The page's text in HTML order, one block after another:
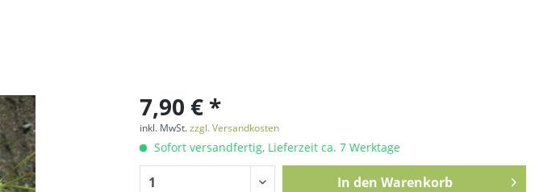
7,90 € *
inkl. MwSt.zzgl. Versandkosten
Sofort versandfertig, Lieferzeit ca. 7 Werktage
In den Warenkorb